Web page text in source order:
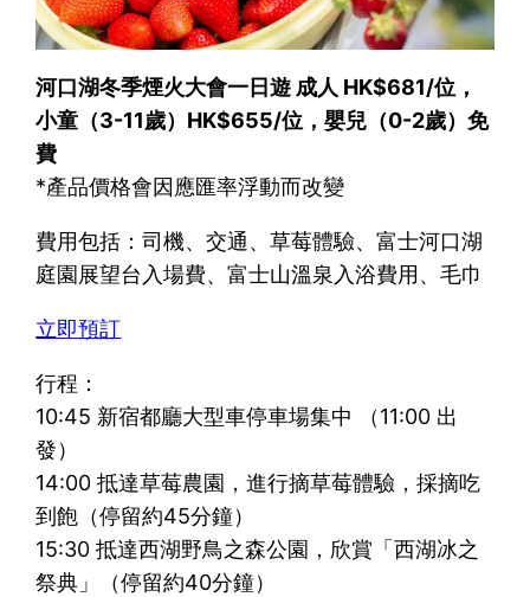
河口湖冬季煙火大會一日遊 成人 HK$681/位，
小童（3-11歲）HK$655/位，嬰兒（0-2歲）免
費
*產品價格會因應匯率浮動而改變
費用包括：司機、交通、草莓體驗、富士河口湖
庭園展望台入場費、富士山溫泉入浴費用、毛巾
立即預訂
行程：
10:45 新宿都廳大型車停車場集中 （11:00 出
發）
14:00 抵達草莓農園，進行摘草莓體驗，採摘吃
到飽（停留約45分鐘）
15:30 抵達西湖野鳥之森公園，欣賞「西湖冰之
祭典」（停留約40分鐘）